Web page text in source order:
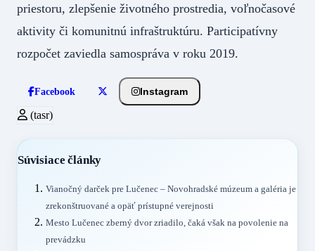
priestoru, zlepšenie životného prostredia, voľnočasové
aktivity či komunitnú infraštruktúru. Participatívny
rozpočet zaviedla samospráva v roku 2019.
Facebook Instagram
(tasr)
Súvisiace články
Vianočný darček pre Lučenec – Novohradské múzeum a galéria je
zrekonštruované a opäť prístupné verejnosti
Mesto Lučenec zberný dvor zriadilo, čaká však na povolenie na
prevádzku